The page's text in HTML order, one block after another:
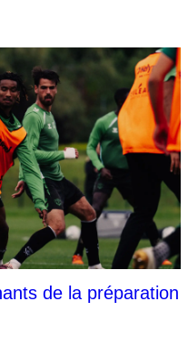
de la préparation